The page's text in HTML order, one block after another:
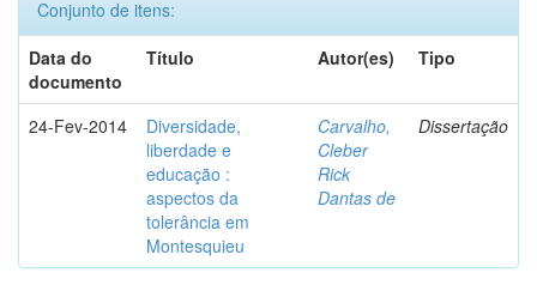
Conjunto de itens:
Data do
documento
Título Autor(es) Tipo
24-Fev-2014
Diversidade,
liberdade e
educação :
aspectos da
tolerância em
Montesquieu
Carvalho,
Cleber
Rick
Dantas de
Dissertação